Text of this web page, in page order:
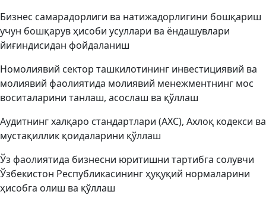
Бизнес самарадорлиги ва натижадорлигини бошқариш
учун бошқарув ҳисоби усуллари ва ёндашувлари
йиғиндисидан фойдаланиш
Номолиявий сектор ташкилотининг инвестициявий ва
молиявий фаолиятида молиявий менежментнинг мос
воситаларини танлаш, асослаш ва қўллаш
Аудитнинг халқаро стандартлари (АХС), Ахлоқ кодекси ва
мустақиллик қоидаларини қўллаш
Ўз фаолиятида бизнесни юритишни тартибга солувчи
Ўзбекистон Республикасининг ҳуқуқий нормаларини
ҳисобга олиш ва қўллаш